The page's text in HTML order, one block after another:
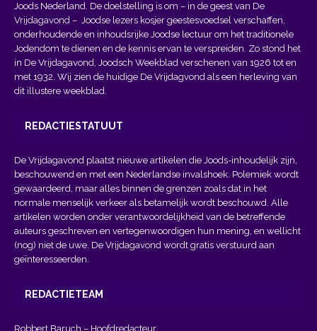
Joods Nederland. De doelstelling is om – in de geest van De
Vrijdagavond – Joodse lezers kosjer geestesvoedsel verschaffen,
onderhoudende en inhoudsrijke Joodse lectuur om het traditionele
Jodendom te dienen en de kennis ervan te verspreiden. Zo stond het
in De Vrijdagavond, Joodsch Weekblad verschenen van 1926 tot en
met 1932. Wij zien de huidige De Vrijdagvond als een herleving van
dit illustere weekblad.
REDACTIESTATUUT
De Vrijdagavond plaatst nieuwe artikelen die Joods-inhoudelijk zijn,
beschouwend en met een Nederlandse invalshoek. Polemiek wordt
gewaardeerd, maar alles binnen de grenzen zoals dat in het
normale menselijk verkeer als betamelijk wordt beschouwd. Alle
artikelen worden onder verantwoordelijkheid van de betreffende
auteurs geschreven en vertegenwoordigen hun mening, en wellicht
(nog) niet de uwe. De Vrijdagavond wordt gratis verstuurd aan
geïnteresseerden.
REDACTIETEAM
Robbert Baruch – Hoofdredacteur